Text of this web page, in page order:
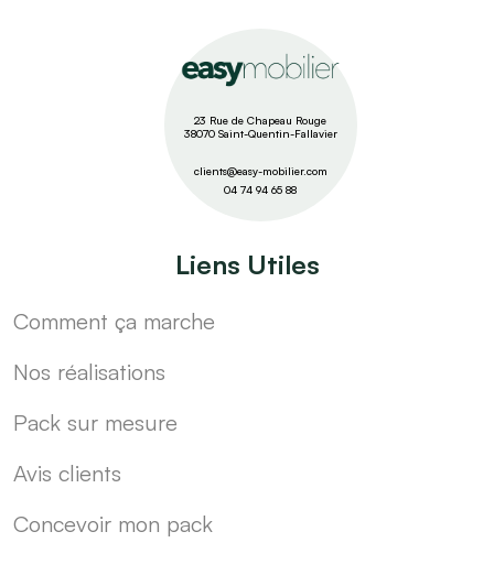
23 Rue de Chapeau Rouge
38070 Saint-Quentin-Fallavier
clients@easy-mobilier.com
04 74 94 65 88
Liens Utiles
Comment ça marche
Nos réalisations
Pack sur mesure
Avis clients
Concevoir mon pack